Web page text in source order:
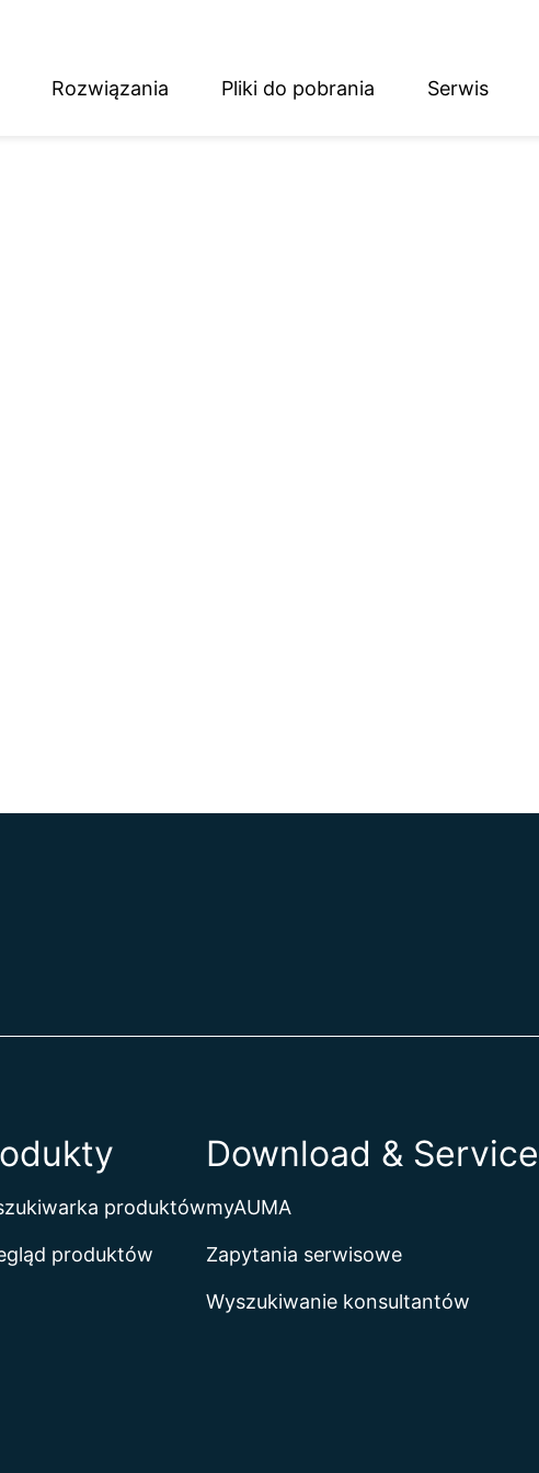
Rozwiązania Pliki do pobrania Serwis
produktów
produktów
Download & Service
myAUMA
Zapytania serwisowe
Wyszukiwanie konsultantów